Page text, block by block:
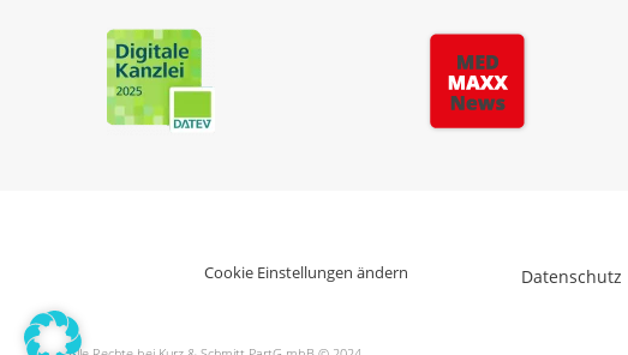
Cookie Einstellungen ändern Datenschutz